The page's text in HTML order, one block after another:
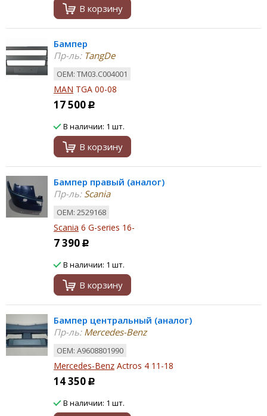
В корзину
Бампер
Пр-ль:TangDe
ОЕМ: TM03.C004001
MAN TGA 00-08
17 500 Р
В наличии: 1 шт.
В корзину
Бампер правый (аналог)
Пр-ль:Scania
ОЕМ: 2529168
Scania 6 G-series 16-
7 390 Р
В наличии: 1 шт.
В корзину
Бампер центральный (аналог)
Пр-ль:Mercedes-Benz
ОЕМ: A9608801990
Mercedes-Benz Actros 4 11-18
14 350 Р
В наличии: 1 шт.